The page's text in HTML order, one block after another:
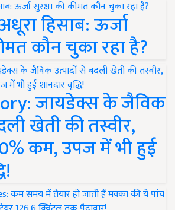
हिसाब: ऊर्जा
कौन चुका रहा है?
जायडेक्स के जैविक
खेती की तस्वीर,
कम, उपज में भी हुई